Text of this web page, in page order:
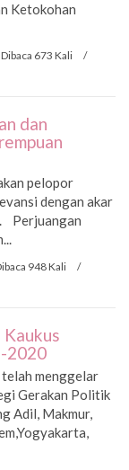
Ketokohan
Dibaca 673 Kali
/
dan
pelopor
dengan akar
Perjuangan
948 Kali
/
2020
menggelar
Gerakan Politik
Adil, Makmur,